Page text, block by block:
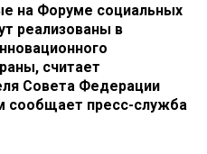
на Форуме социальных
реализованы в
считает
Совета Федерации
сообщает пресс-служба